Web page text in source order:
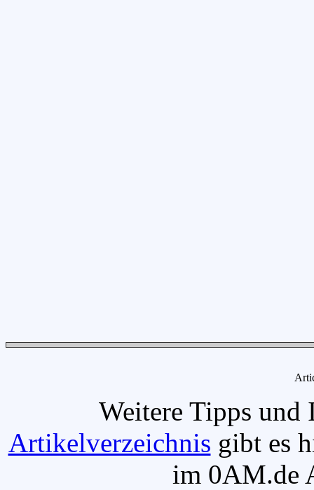
Weitere Tipps und
Artikelverzeichnis gibt es
im 0AM.de